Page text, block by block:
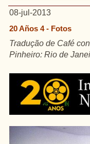
08-jul-2013
20 Años 4 - Fotos
Tradução de Café
Pinheiro: Rio de